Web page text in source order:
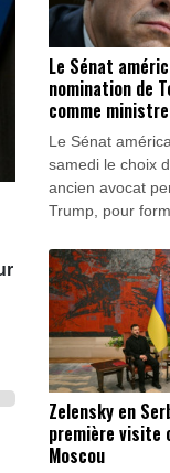
Le Sénat
nomination de
comme
Le Sénat
samedi le choix
ancien avocat
Trump, pour
qui occupait
avril.
Zelensky en
première visite
Moscou